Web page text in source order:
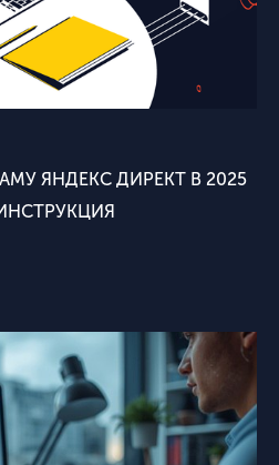
ЯНДЕКС ДИРЕКТ В 2025